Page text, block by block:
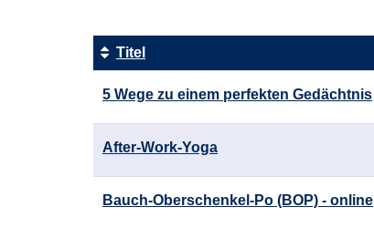
Tabellenüberschriften
sortiert
werden.
Titel
5 Wege zu einem perfekten Gedächtnis
After-Work-Yoga
Bauch-Oberschenkel-Po (BOP) - online